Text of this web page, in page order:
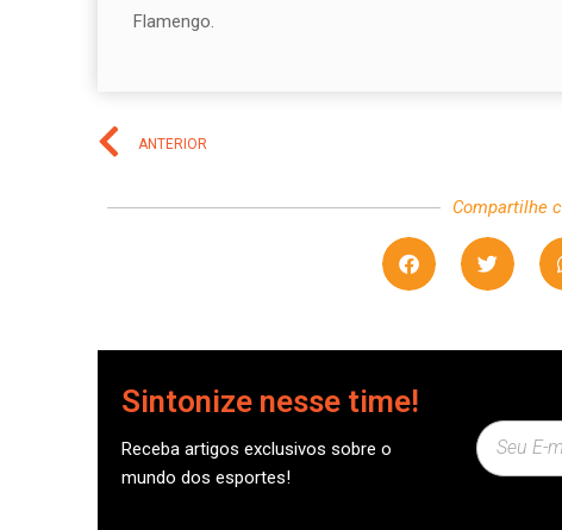
Flamengo.
ANTERIOR
Compartilhe
Sintonize nesse time!
Receba artigos exclusivos sobre o
mundo dos esportes!